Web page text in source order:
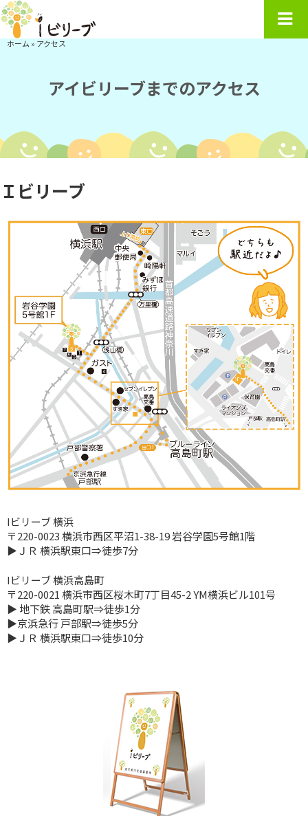
ホーム » アクセス
アイビリーブまでのアクセス
Ｉビリーブ
Iビリーブ 横浜
〒220-0023 横浜市西区平沼1-38-19 岩谷学園5号館1階
▶ＪＲ 横浜駅東口⇒徒歩7分
Iビリーブ 横浜高島町
〒220-0021 横浜市西区桜木町7丁目45-2 YM横浜ビル101号
▶ 地下鉄 高島町駅⇒徒歩1分
▶京浜急行 戸部駅⇒徒歩5分
▶ＪＲ 横浜駅東口⇒徒歩10分